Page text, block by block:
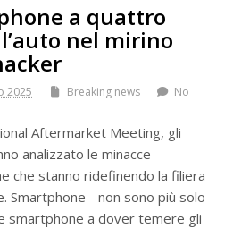
a quattro
nel mirino
2025 Breaking news
No
Aftermarket Meeting, gli
analizzato le minacce
che stanno ridefinendo la filiera
Smartphone - non sono più solo
smartphone a dover temere gli